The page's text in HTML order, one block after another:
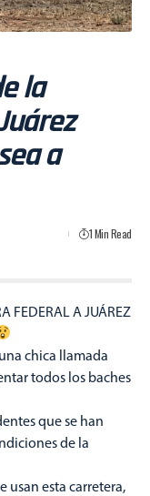
la
a
1 Min Read
FEDERAL A JUÁREZ
chica llamada
todos los baches
que se han
de la
usan esta carretera,